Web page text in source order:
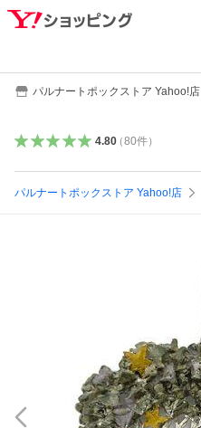
パルナートポックストア Yahoo!店
4.80（80件）
パルナートポックストア Yahoo!店